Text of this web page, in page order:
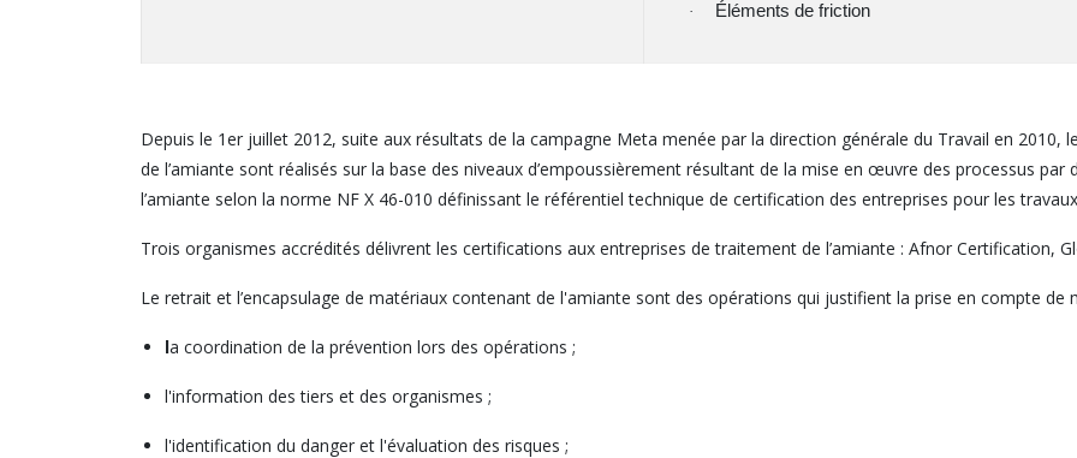
· Éléments de friction
Depuis le 1er juillet 2012, suite aux résultats de la campagne Meta menée par la direction générale du Travail en
de l’amiante sont réalisés sur la base des niveaux d’empoussièrement résultant de la mise en œuvre des processus
l’amiante selon la norme NF X 46-010 définissant le référentiel technique de certification des entreprises pour les
Trois organismes accrédités délivrent les certifications aux entreprises de traitement de l’amiante : Afnor Certification,
Le retrait et l’encapsulage de matériaux contenant de l'amiante sont des opérations qui justifient la prise en compte de
la coordination de la prévention lors des opérations ;
l'information des tiers et des organismes ;
l'identification du danger et l'évaluation des risques ;